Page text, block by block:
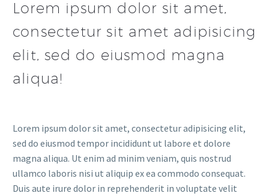
Lorem ipsum dolor sit amet,
consectetur sit amet adipisicing
elit, sed do eiusmod magna
aliqua!
Lorem ipsum dolor sit amet, consectetur adipisicing elit,
sed do eiusmod tempor incididunt ut labore et dolore
magna aliqua. Ut enim ad minim veniam, quis nostrud
ullamco laboris nisi ut aliquip ex ea commodo consequat.
Duis aute irure dolor in reprehenderit in voluptate velit